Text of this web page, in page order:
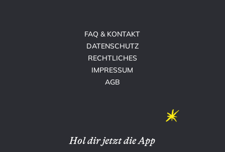
FAQ & KONTAKT
DATENSCHUTZ
RECHTLICHES
IMPRESSUM
AGB
Hol dir jetzt die App